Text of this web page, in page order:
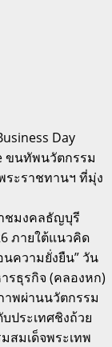
Day
ขนทัพนวัตกรรม
ระราชทานฯ ที่มุ่ง
ชมงคลธัญบุรี
ภายใต้แนวคิด
ความยั่งยืน” วัน
รธุรกิจ (คลองหก)
าพผ่านนวัตกรรม
ประเทศชิงถ้วย
สมเด็จพระเทพ